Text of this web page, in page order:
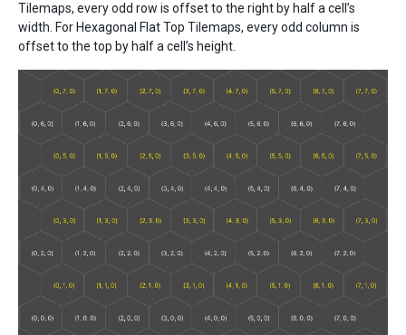
Tilemaps, every odd row is offset to the right by half a cell’s
width. For Hexagonal Flat Top Tilemaps, every odd column is
offset to the top by half a cell’s height.